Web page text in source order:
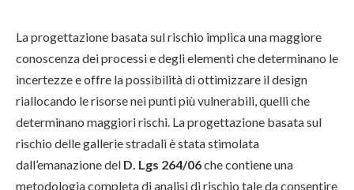
La progettazione basata sul rischio implica una maggiore
conoscenza dei processi e degli elementi che determinano le
incertezze e offre la possibilità di ottimizzare il design
riallocando le risorse nei punti più vulnerabili, quelli che
determinano maggiori rischi. La progettazione basata sul
rischio delle gallerie stradali è stata stimolata
dall’emanazione del D. Lgs 264/06che contiene una
metodologia completa di analisi di rischio tale da consentire